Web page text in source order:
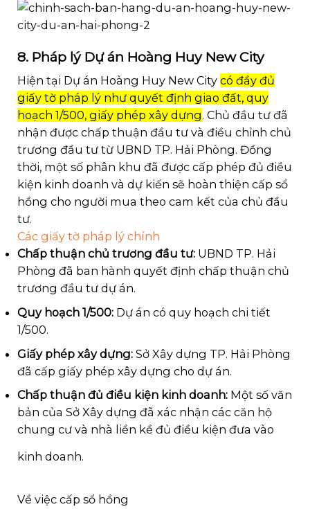
8. Pháp lý Dự án Hoàng Huy New City
Hiện tại Dự án Hoàng Huy New City có đầy đủ
giấy tờ pháp lý như quyết định giao đất, quy
hoạch 1/500, giấy phép xây dựng. Chủ đầu tư đã
nhận được chấp thuận đầu tư và điều chỉnh chủ
trương đầu tư từ UBND TP. Hải Phòng. Đồng
thời, một số phân khu đã được cấp phép đủ điều
kiện kinh doanh và dự kiến sẽ hoàn thiện cấp sổ
hồng cho người mua theo cam kết của chủ đầu
tư.
Các giấy tờ pháp lý chính
Chấp thuận chủ trương đầu tư:UBND TP. Hải
Phòng đã ban hành quyết định chấp thuận chủ
trương đầu tư dự án.
Quy hoạch 1/500:Dự án có quy hoạch chi tiết
1/500.
Giấy phép xây dựng:Sở Xây dựng TP. Hải Phòng
đã cấp giấy phép xây dựng cho dự án.
Chấp thuận đủ điều kiện kinh doanh:Một số văn
bản của Sở Xây dựng đã xác nhận các căn hộ
chung cư và nhà liền kề đủ điều kiện đưa vào
kinh doanh.
Về việc cấp sổ hồng